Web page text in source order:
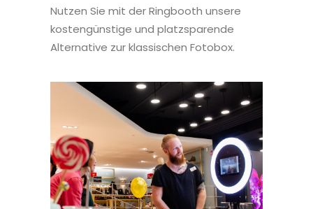
Nutzen Sie mit der Ringbooth unsere
kostengünstige und platzsparende
Alternative zur klassischen Fotobox.